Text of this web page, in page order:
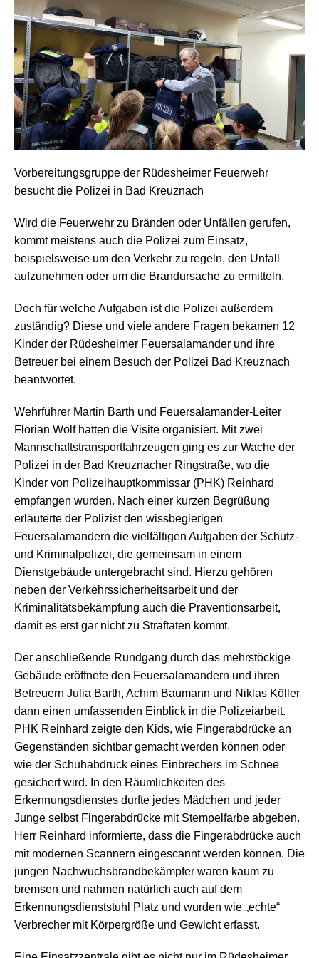
Vorbereitungsgruppe der Rüdesheimer Feuerwehr
besucht die Polizei in Bad Kreuznach
Wird die Feuerwehr zu Bränden oder Unfällen gerufen,
kommt meistens auch die Polizei zum Einsatz,
beispielsweise um den Verkehr zu regeln, den Unfall
aufzunehmen oder um die Brandursache zu ermitteln.
Doch für welche Aufgaben ist die Polizei außerdem
zuständig? Diese und viele andere Fragen bekamen 12
Kinder der Rüdesheimer Feuersalamander und ihre
Betreuer bei einem Besuch der Polizei Bad Kreuznach
beantwortet.
Wehrführer Martin Barth und Feuersalamander-Leiter
Florian Wolf hatten die Visite organisiert. Mit zwei
Mannschaftstransportfahrzeugen ging es zur Wache der
Polizei in der Bad Kreuznacher Ringstraße, wo die
Kinder von Polizeihauptkommissar (PHK) Reinhard
empfangen wurden. Nach einer kurzen Begrüßung
erläuterte der Polizist den wissbegierigen
Feuersalamandern die vielfältigen Aufgaben der Schutz-
und Kriminalpolizei, die gemeinsam in einem
Dienstgebäude untergebracht sind. Hierzu gehören
neben der Verkehrssicherheitsarbeit und der
Kriminalitätsbekämpfung auch die Präventionsarbeit,
damit es erst gar nicht zu Straftaten kommt.
Der anschließende Rundgang durch das mehrstöckige
Gebäude eröffnete den Feuersalamandern und ihren
Betreuern Julia Barth, Achim Baumann und Niklas Köller
dann einen umfassenden Einblick in die Polizeiarbeit.
PHK Reinhard zeigte den Kids, wie Fingerabdrücke an
Gegenständen sichtbar gemacht werden können oder
wie der Schuhabdruck eines Einbrechers im Schnee
gesichert wird. In den Räumlichkeiten des
Erkennungsdienstes durfte jedes Mädchen und jeder
Junge selbst Fingerabdrücke mit Stempelfarbe abgeben.
Herr Reinhard informierte, dass die Fingerabdrücke auch
mit modernen Scannern eingescannt werden können. Die
jungen Nachwuchsbrandbekämpfer waren kaum zu
bremsen und nahmen natürlich auch auf dem
Erkennungsdienststuhl Platz und wurden wie „echte“
Verbrecher mit Körpergröße und Gewicht erfasst.